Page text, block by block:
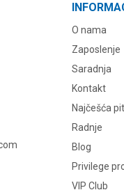
O nama
Zaposlenje
Saradnja
Kontakt
Najčešća
Radnje
Blog
Privilege
VIP Club